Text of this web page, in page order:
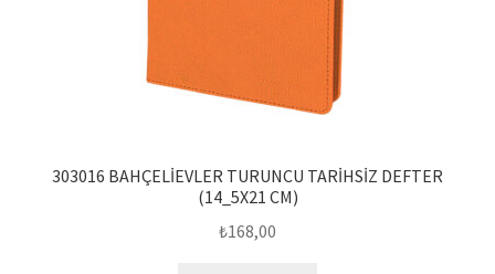
303016 BAHÇELİEVLER TURUNCU TARİHSİZ DEFTER
(14_5X21 CM)
₺168,00